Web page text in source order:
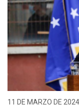
11 DE MARZO DE